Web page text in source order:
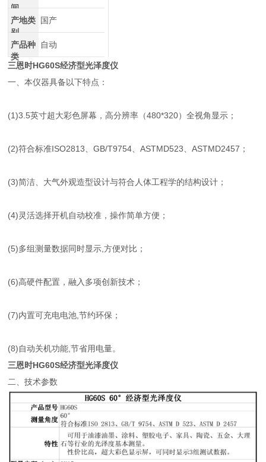
间
产地类
别
国产
产品种
类
自动
三恩时HG60S经济型光泽度仪
一、本仪器具备以下特点：
(1)3.5英寸超大彩色屏幕，高分辨率（480*320）全视角显示；
(2)符合标准ISO2813、GB/T9754、ASTMD523、ASTMD2457；
(3)简洁、大气外观造型设计与符合人体工程学的结构设计；
(4)灵活选择开机自动校准，操作简单方便；
(5)多组测量数据同时显示,方便对比；
(6)高硬件配置，融入多项创新技术；
(7)内置可充电电池,节约环保；
(8)自动关机功能,节省用电量。
三恩时HG60S经济型光泽度仪
二、技术参数